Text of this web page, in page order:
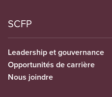
SCFP
Leadership et gouvernance
Opportunités de carrière
Nous joindre